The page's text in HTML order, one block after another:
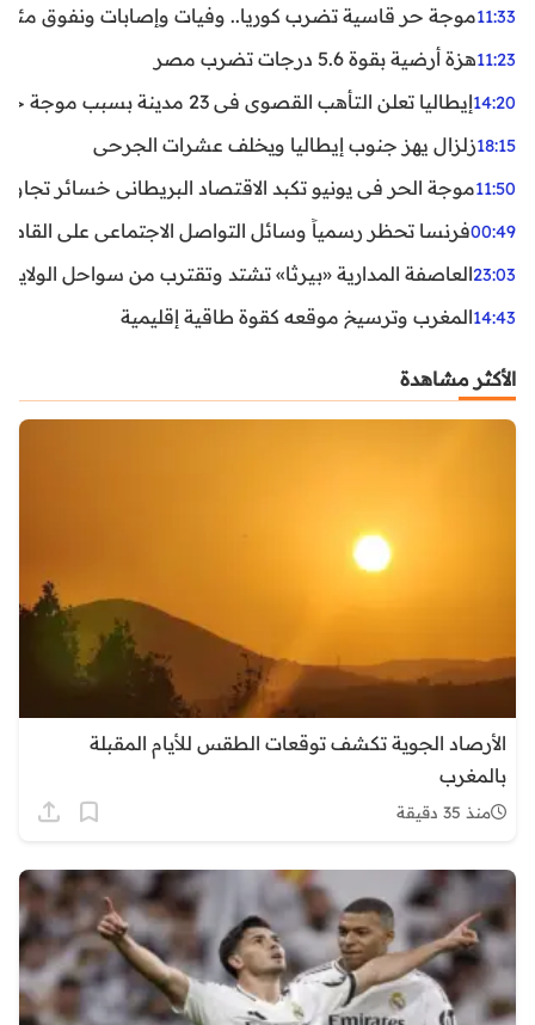
11:33موجة حر قاسية تضرب كوريا.. وفيات وإصابات ونفوق مئات
11:23هزة أرضية بقوة 5.6 درجات تضرب مصر
14:20إيطاليا تعلن التأهب القصوى في 23 مدينة بسبب موجة حر شديدة
18:15زلزال يهز جنوب إيطاليا ويخلف عشرات الجرحى
11:50موجة الحر في يونيو تكبد الاقتصاد البريطاني خسائر تجاوزت 1.5 مليار
00:49فرنسا تحظر رسمياً وسائل التواصل الاجتماعي على القاصرين
23:03العاصفة المدارية «بيرثا» تشتد وتقترب من سواحل
14:43المغرب وترسيخ موقعه كقوة طاقية إقليمية
الأكثر مشاهدة
الأرصاد الجوية تكشف توقعات الطقس للأيام المقبلة
بالمغرب
منذ 35 دقيقة